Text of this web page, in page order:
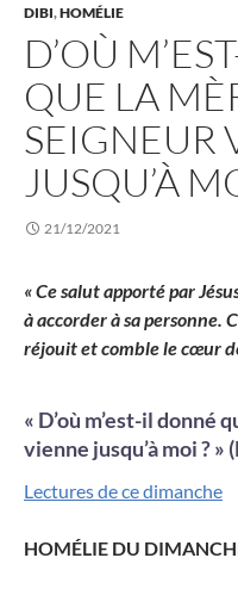
DIBI,HOMÉLIE
D’OÙ
QUE LA
SEIGNEUR
JUSQU’À
21/12/2021
« Ce salut apporté par
à accorder à sa personne.
réjouit et comble le cœur
« D’où m’est-il donné
vienne jusqu’à moi ? »
Lectures de ce dimanche
HOMÉLIE DU